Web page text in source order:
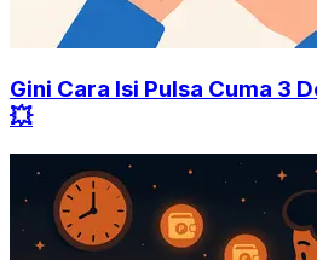
Gini Cara Isi Pulsa Cuma 3
💥